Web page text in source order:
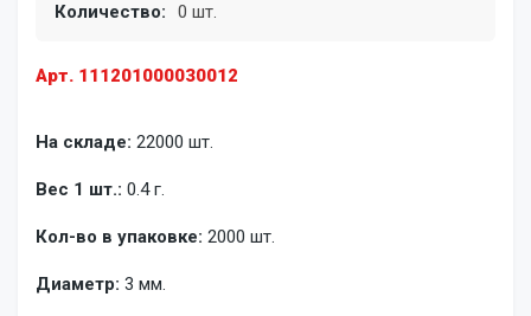
Арт. 111201000030012
На складе: 22000 шт.
Вес 1 шт.: 0.4 г.
Кол-во в упаковке: 2000 шт.
Диаметр: 3 мм.
Количество: 0 шт.